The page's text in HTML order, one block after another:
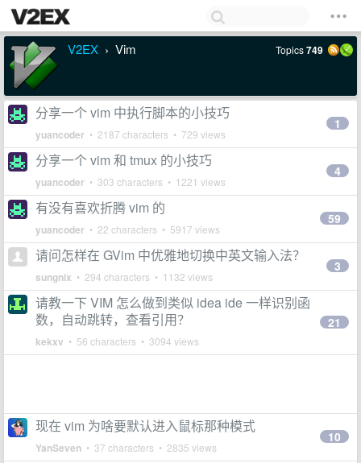
V2EX › Vim Topics749
分享一个 vim 中执行脚本的小技巧
yuancoder • 2187 characters • 729 views
1
分享一个 vim 和 tmux 的小技巧
yuancoder • 303 characters • 1221 views
4
有没有喜欢折腾 vim 的
yuancoder • 22 characters • 5917 views
59
请问怎样在 GVim 中优雅地切换中英文输入法？
sungnix • 294 characters • 1132 views
3
请教一下 VIM 怎么做到类似 idea ide 一样识别函
数，自动跳转，查看引用？
kekxv • 56 characters • 3094 views
21
现在 vim 为啥要默认进入鼠标那种模式
YanSeven • 37 characters • 2835 views
10